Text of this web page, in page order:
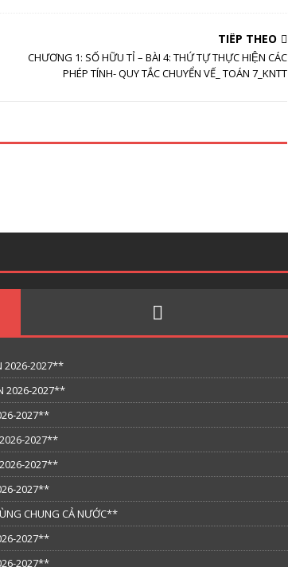
TIẾP THEO
CHƯƠNG 1: SỐ HỮU TỈ – BÀI 4: THỨ TỰ THỰC HIỆN CÁC
PHÉP TÍNH- QUY TẮC CHUYỂN VẾ_ TOÁN 7_KNTT
2026-2027**
2026-2027**
2027**
2027**
2027**
2027**
CHUNG CẢ NƯỚC**
2027**
2027**